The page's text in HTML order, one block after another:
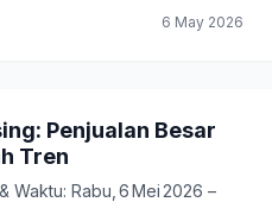
6 May 2026
Penjualan Besar
Tren
Waktu: Rabu, 6 Mei 2026 –